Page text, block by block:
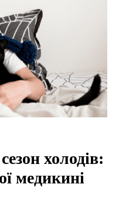
холодів:
медикині